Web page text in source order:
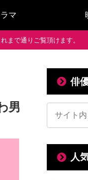
ラマ
まで通りご覧頂けます。
男
俳
人